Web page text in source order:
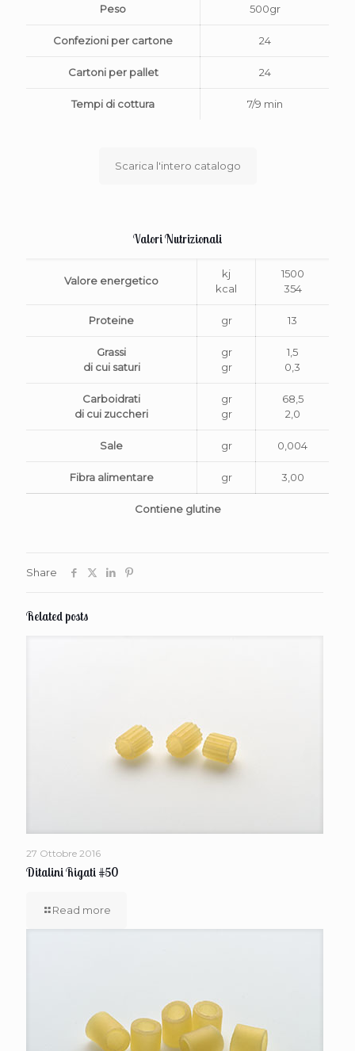
Peso 500gr
Confezioni per cartone 24
Cartoni per pallet 24
Tempi di cottura 7/9 min
Scarica l'intero catalogo
Valori Nutrizionali
Valore energetico
kj
kcal
1500
354
Proteine gr 13
Grassi
di cui saturi
gr
gr
1,5
0,3
Carboidrati
di cui zuccheri
gr
gr
68,5
2,0
Sale gr 0,004
Fibra alimentare gr 3,00
Contiene glutine
Share
Related posts
27 Ottobre 2016
Ditalini Rigati #50
Read more